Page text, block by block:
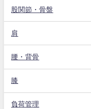
股関節・骨盤
肩
腰・背骨
膝
負荷管理